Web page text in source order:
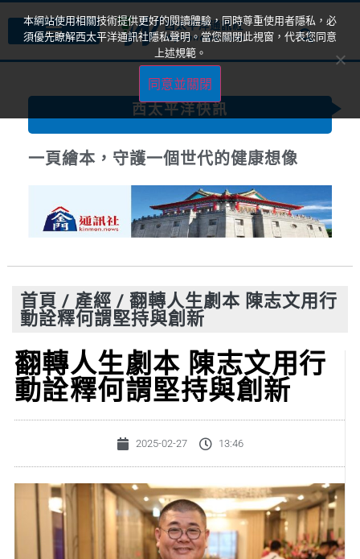
西太平洋快訊
一頁繪本，守護一個世代的健康想像
首頁 / 產經 / 翻轉人生劇本 陳志文用行
動詮釋何謂堅持與創新
翻轉人生劇本 陳志文用行
動詮釋何謂堅持與創新
2025-02-27 13:46
本網站使用相關技術提供更好的閱讀體驗，同時尊重使用者隱私，必
須優先瞭解西太平洋通訊社隱私聲明。當您關閉此視窗，代表您同意
上述規範。
同意並關閉